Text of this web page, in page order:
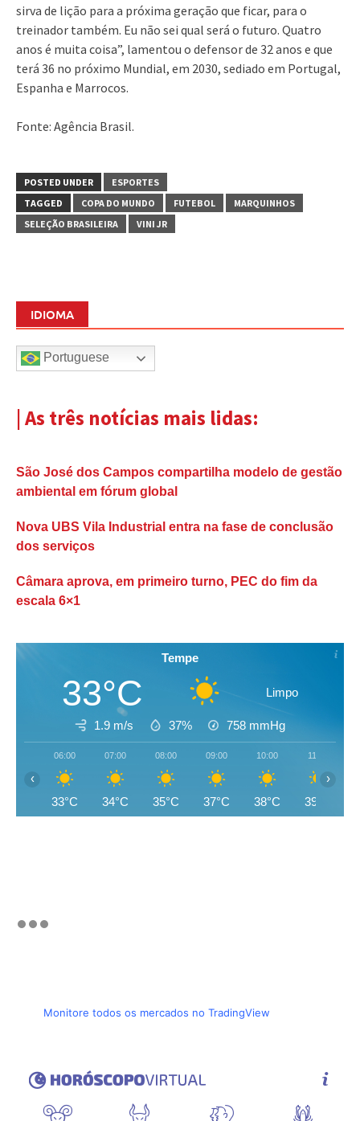
sirva de lição para a próxima geração que ficar, para o
treinador também. Eu não sei qual será o futuro. Quatro
anos é muita coisa”, lamentou o defensor de 32 anos e que
terá 36 no próximo Mundial, em 2030, sediado em Portugal,
Espanha e Marrocos.
Fonte: Agência Brasil.
POSTED UNDER
ESPORTES
TAGGED
COPA DO MUNDO FUTEBOL
MARQUINHOS
SELEÇÃO BRASILEIRA
VINI JR
IDIOMA
Portuguese
| As três notícias mais lidas:
São José dos Campos compartilha modelo de gestão
ambiental em fórum global
Nova UBS Vila Industrial entra na fase de conclusão
dos serviços
Câmara aprova, em primeiro turno, PEC do fim da
escala 6×1
Tempe
33°C Limpo
1.9 m/s 37% 758 mmHg
06:00
33°C
07:00
34°C
08:00
35°C
09:00
37°C
10:00
38°C
11:00
39°C
‹ ›
Monitore todos os mercados no TradingView